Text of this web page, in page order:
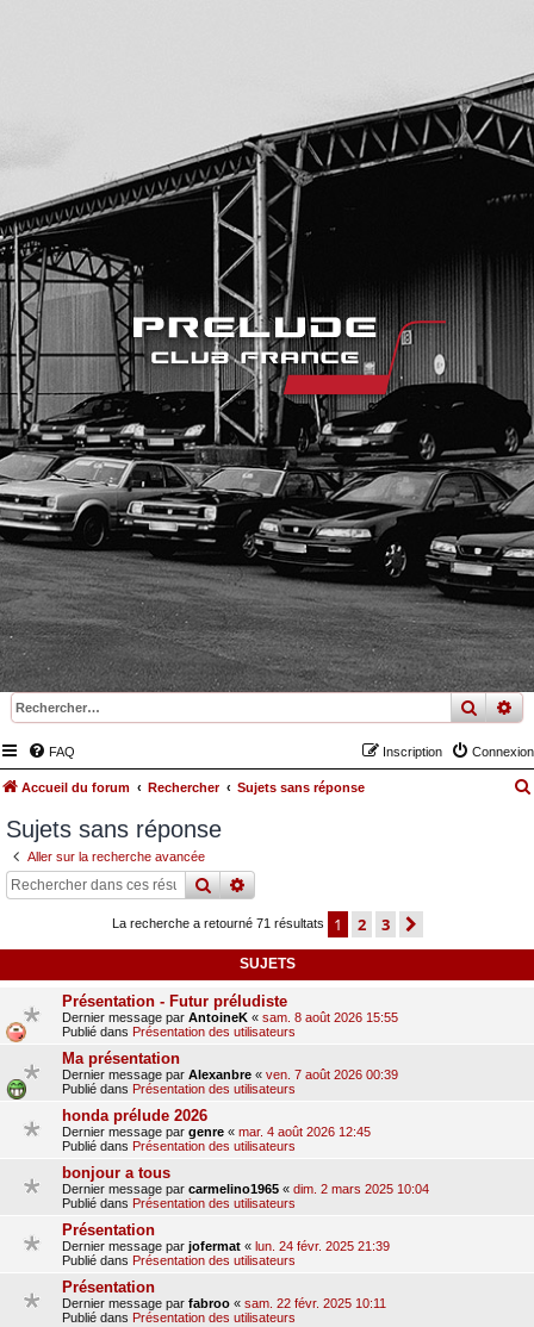
FAQ Connexion
Inscription
Accueil du forum Rechercher Sujets sans réponse
Sujets sans réponse
Aller sur la recherche avancée
rechercher
recherche
La recherche a retourné 71 résultats 1 2 3
SUJETS
Présentation - Futur préludiste
Dernier message par AntoineK « sam. 8 août 2026 15:55
Publié dans Présentation des utilisateurs
Ma présentation
Dernier message par Alexanbre « ven. 7 août 2026 00:39
Publié dans Présentation des utilisateurs
honda prélude 2026
Dernier message par genre « mar. 4 août 2026 12:45
Publié dans Présentation des utilisateurs
bonjour a tous
Dernier message par carmelino1965 « dim. 2 mars 2025 10:04
Publié dans Présentation des utilisateurs
Présentation
Dernier message par jofermat « lun. 24 févr. 2025 21:39
Publié dans Présentation des utilisateurs
Présentation
Dernier message par fabroo « sam. 22 févr. 2025 10:11
Publié dans Présentation des utilisateurs